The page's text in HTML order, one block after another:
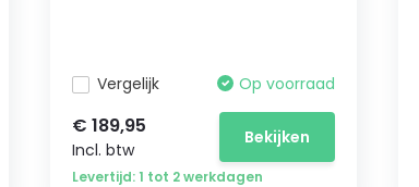
Vergelijk Op voorraad
€ 189,95
Incl. btw
Bekijken
Levertijd: 1 tot 2 werkdagen